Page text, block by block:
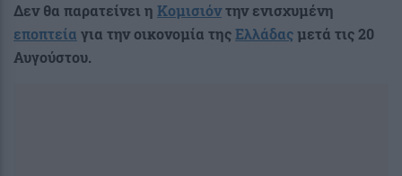
Δεν θα παρατείνει η Κομισιόντην ενισχυμένη
εποπτεία για την οικονομία τηςΕλλάδαςμετά τις 20
Αυγούστου.